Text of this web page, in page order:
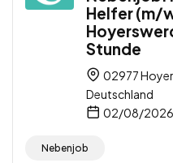
Helfer (m/
Stunde
02977
Deutschland
02/08/2026
Nebenjob